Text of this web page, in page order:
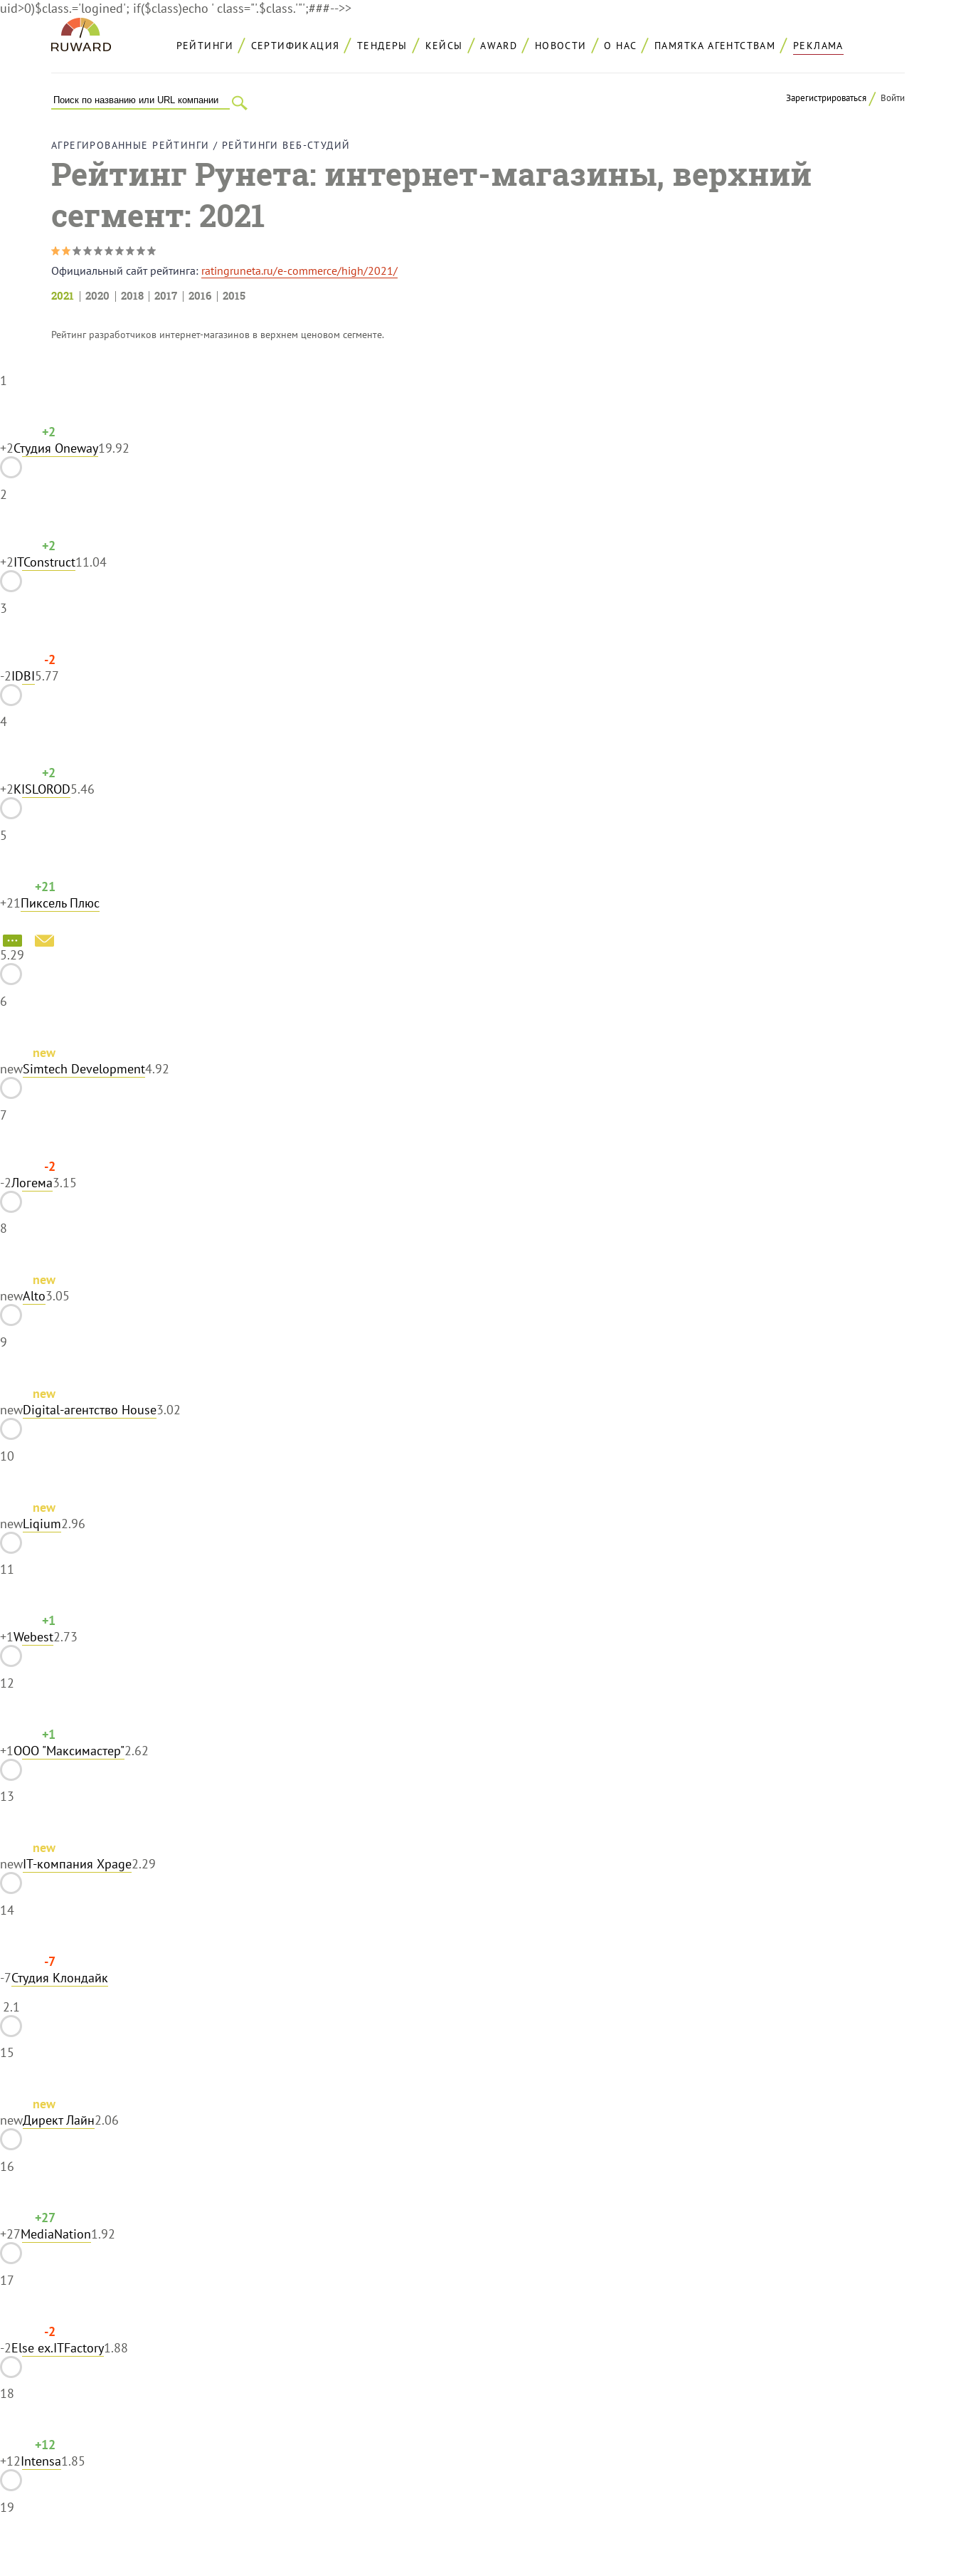
uid>0)$class.='logined'; if($class)echo ' class="'.$class.'"';###-->>
РЕЙТИНГИ СЕРТИФИКАЦИЯ ТЕНДЕРЫ КЕЙСЫ AWARD НОВОСТИ О НАС ПАМЯТКА АГЕНТСТВАМ РЕКЛАМА
Зарегистрироваться Войти
АГРЕГИРОВАННЫЕ РЕЙТИНГИ / РЕЙТИНГИ ВЕБ-СТУДИЙ
Рейтинг Рунета: интернет-магазины, верхний
сегмент: 2021
Официальный сайт рейтинга: ratingruneta.ru/e-commerce/high/2021/
2021
2020 2018 2017 2016 2015
Рейтинг разработчиков интернет-магазинов в верхнем ценовом сегменте.
1
+2
+2Студия Oneway19.92
2
+2
+2ITConstruct11.04
3
-2
-2IDBI5.77
4
+2
+2KISLOROD5.46
5
+21
+21Пиксель Плюс
5.29
6
new
newSimtech Development4.92
7
-2
-2Логема3.15
8
new
newAlto3.05
9
new
newDigital-агентство House3.02
10
new
newLiqium2.96
11
+1
+1Webest2.73
12
+1
+1ООО "Максимастер"2.62
13
new
newIT-компания Xpage2.29
14
-7
-7Студия Клондайк
2.1
15
new
newДирект Лайн2.06
16
+27
+27MediaNation1.92
17
-2
-2Else ex.ITFactory1.88
18
+12
+12Intensa1.85
19